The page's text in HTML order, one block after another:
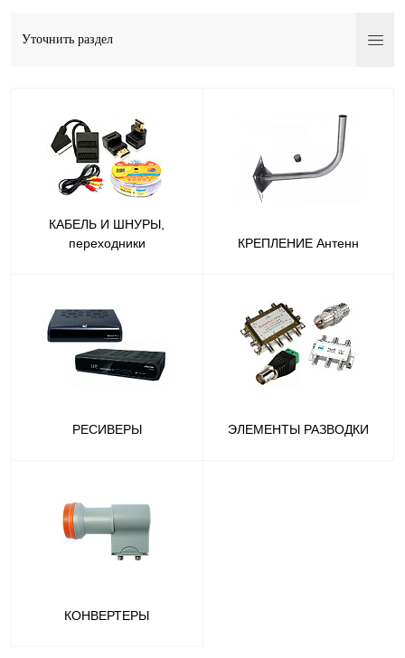
Уточнить раздел
КАБЕЛЬ И ШНУРЫ,
переходники
КРЕПЛЕНИЕ Антенн
РЕСИВЕРЫ ЭЛЕМЕНТЫ РАЗВОДКИ
КОНВЕРТЕРЫ